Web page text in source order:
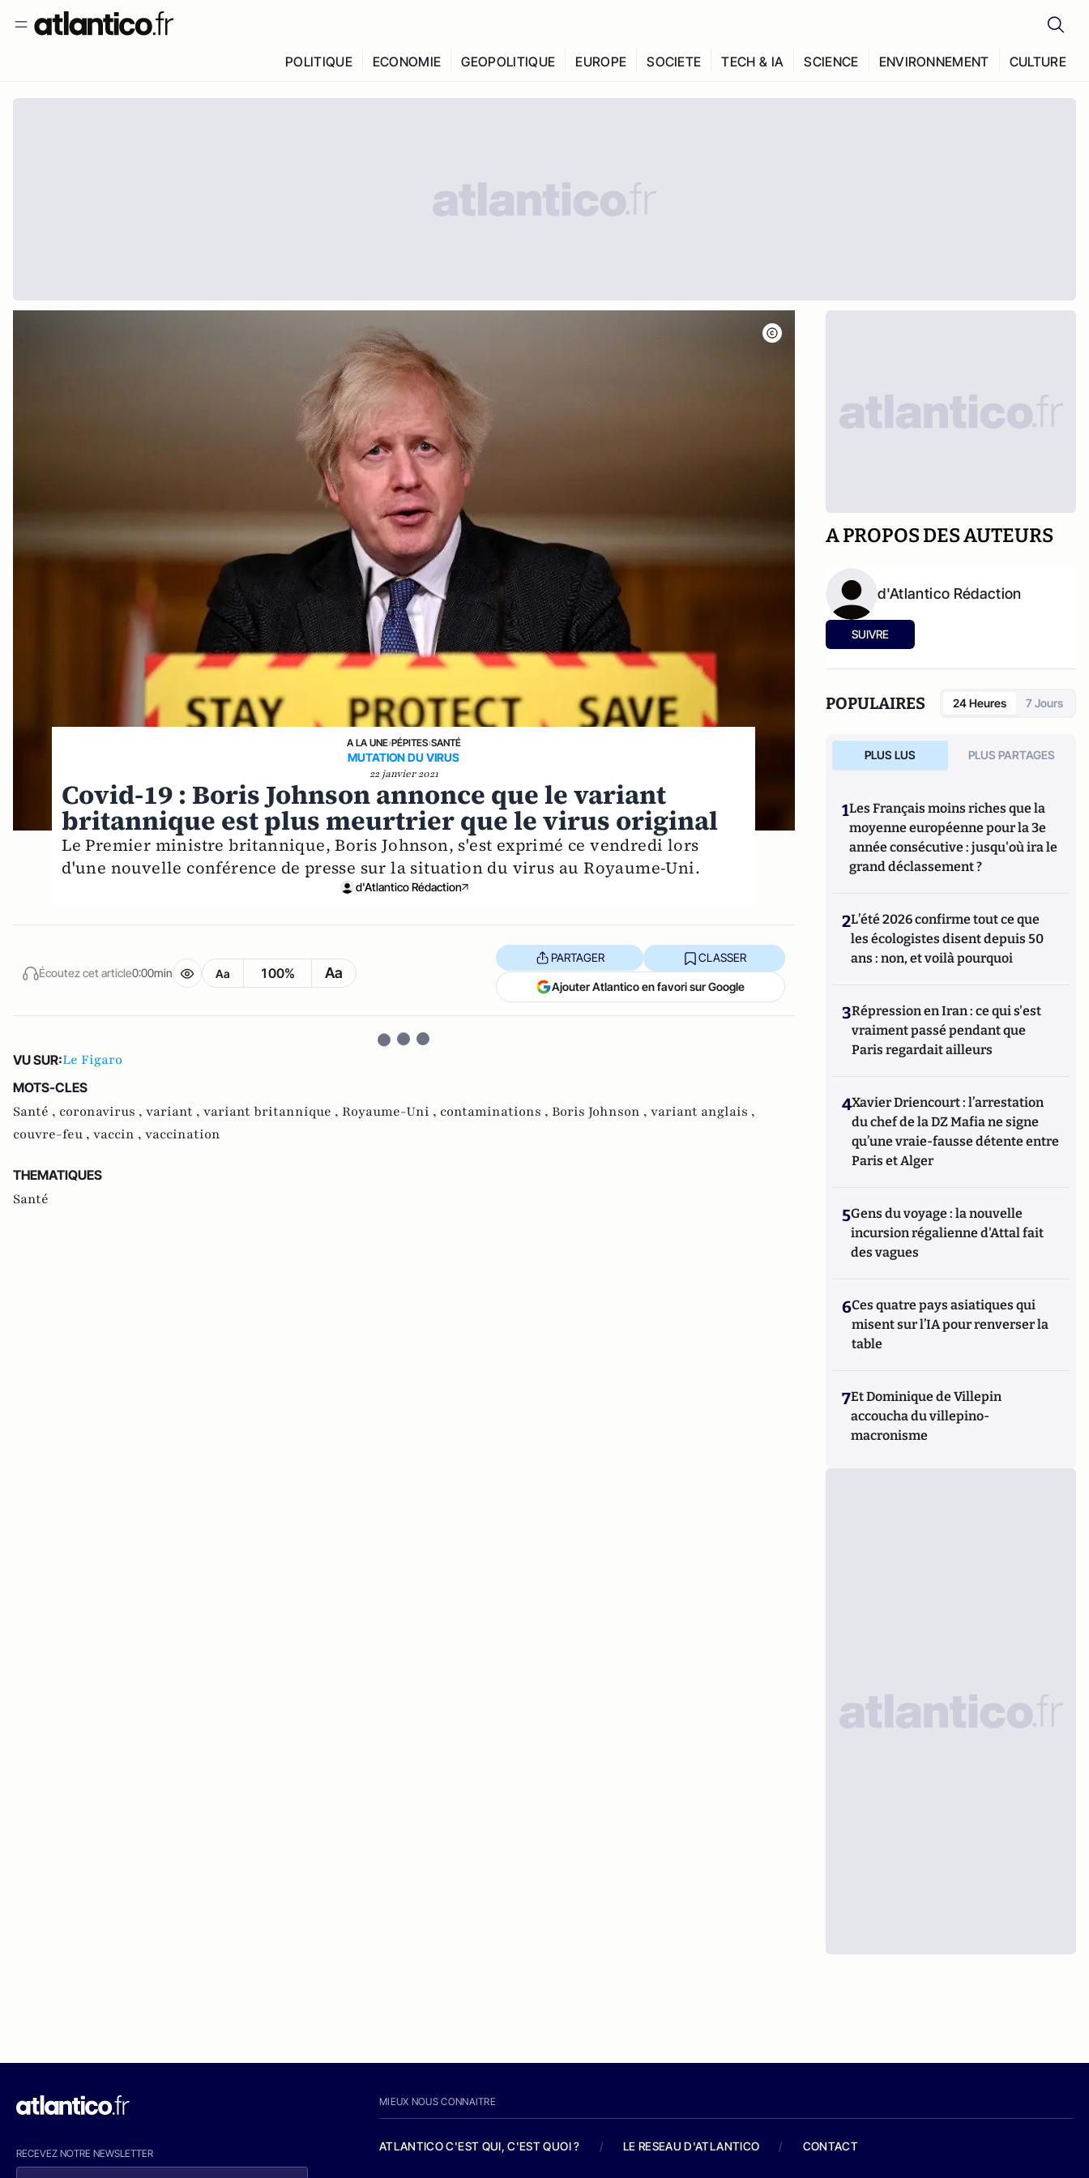
POLITIQUE ECONOMIE GEOPOLITIQUE EUROPE SOCIETE TECH & IA SCIENCE ENVIRONNEMENT CULTURE
A LA UNE›PÉPITES›SANTÉ
MUTATION DU VIRUS
22 janvier 2021
Covid-19 : Boris Johnson annonce que le variant
britannique est plus meurtrier que le virus original
Le Premier ministre britannique, Boris Johnson, s'est exprimé ce vendredi lors
d'une nouvelle conférence de presse sur la situation du virus au Royaume-Uni.
d'Atlantico Rédaction
Écoutez cet article0:00min Aa 100% Aa
PARTAGER CLASSER
Ajouter Atlantico en favori sur Google
VU SUR:Le Figaro
MOTS-CLES
Santé , coronavirus , variant , variant britannique , Royaume-Uni , contaminations , Boris Johnson , variant anglais ,
couvre-feu , vaccin , vaccination
THEMATIQUES
Santé
A PROPOS DES AUTEURS
d'Atlantico Rédaction
SUIVRE
POPULAIRES 24 Heures 7 Jours
PLUS LUS PLUS PARTAGES
1Les Français moins riches que la
moyenne européenne pour la 3e
année consécutive : jusqu'où ira le
grand déclassement ?
2L’été 2026 confirme tout ce que
les écologistes disent depuis 50
ans : non, et voilà pourquoi
3Répression en Iran : ce qui s'est
vraiment passé pendant que
Paris regardait ailleurs
4Xavier Driencourt : l’arrestation
du chef de la DZ Mafia ne signe
qu’une vraie-fausse détente entre
Paris et Alger
5Gens du voyage : la nouvelle
incursion régalienne d'Attal fait
des vagues
6Ces quatre pays asiatiques qui
misent sur l’IA pour renverser la
table
7Et Dominique de Villepin
accoucha du villepino-
macronisme
RECEVEZ NOTRE NEWSLETTER
MIEUX NOUS CONNAITRE
ATLANTICO C'EST QUI, C'EST QUOI ? / LE RESEAU D'ATLANTICO / CONTACT